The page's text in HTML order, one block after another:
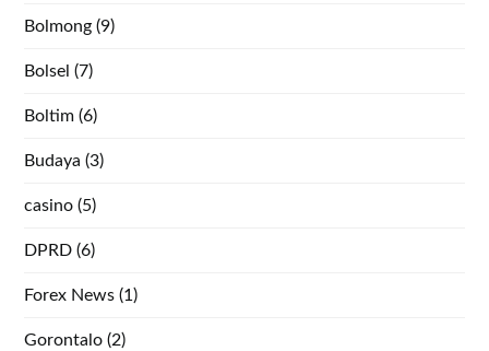
Bolmong (9)
Bolsel (7)
Boltim (6)
Budaya (3)
casino (5)
DPRD (6)
Forex News (1)
Gorontalo (2)